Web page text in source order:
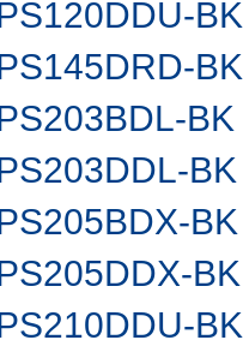
BK
BK
BK
BK
BK
BK
BK